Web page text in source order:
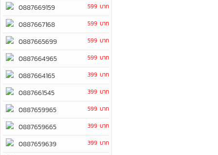
0887669159 599 บาท
0887667168 599 บาท
0887665699 599 บาท
0887664965 599 บาท
0887664165 399 บาท
0887661545 399 บาท
0887659965 599 บาท
0887659665 399 บาท
0887659639 399 บาท